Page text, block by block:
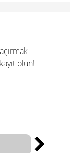
olun!